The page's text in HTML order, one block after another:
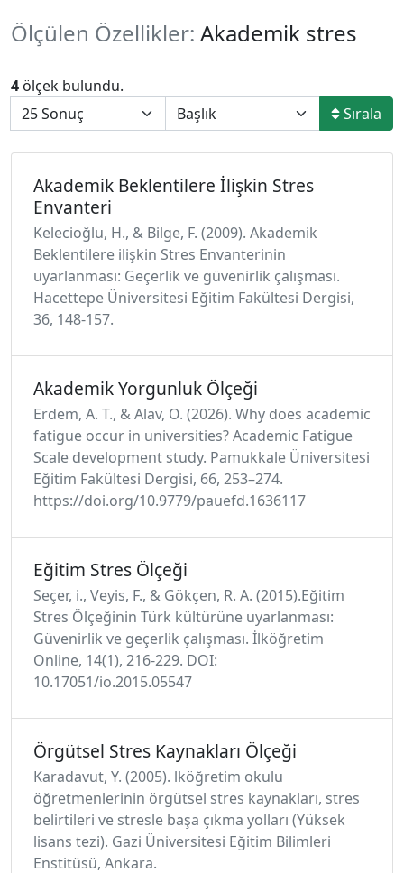
Ölçülen Özellikler: Akademik stres
4 ölçek bulundu.
Sırala
Akademik Beklentilere İlişkin Stres
Envanteri
Kelecioğlu, H., & Bilge, F. (2009). Akademik
Beklentilere ilişkin Stres Envanterinin
uyarlanması: Geçerlik ve güvenirlik çalışması.
Hacettepe Üniversitesi Eğitim Fakültesi Dergisi,
36, 148-157.
Akademik Yorgunluk Ölçeği
Erdem, A. T., & Alav, O. (2026). Why does academic
fatigue occur in universities? Academic Fatigue
Scale development study. Pamukkale Üniversitesi
Eğitim Fakültesi Dergisi, 66, 253–274.
https://doi.org/10.9779/pauefd.1636117
Eğitim Stres Ölçeği
Seçer, i., Veyis, F., & Gökçen, R. A. (2015).Eğitim
Stres Ölçeğinin Türk kültürüne uyarlanması:
Güvenirlik ve geçerlik çalışması. İlköğretim
Online, 14(1), 216‐229. DOI:
10.17051/io.2015.05547
Örgütsel Stres Kaynakları Ölçeği
Karadavut, Y. (2005). lköğretim okulu
öğretmenlerinin örgütsel stres kaynakları, stres
belirtileri ve stresle başa çıkma yolları (Yüksek
lisans tezi). Gazi Üniversitesi Eğitim Bilimleri
Enstitüsü, Ankara.